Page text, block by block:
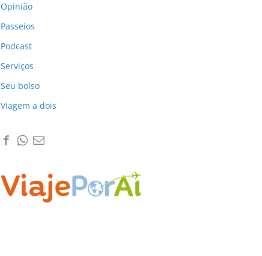
Opinião
Passeios
Podcast
Serviços
Seu bolso
Viagem a dois